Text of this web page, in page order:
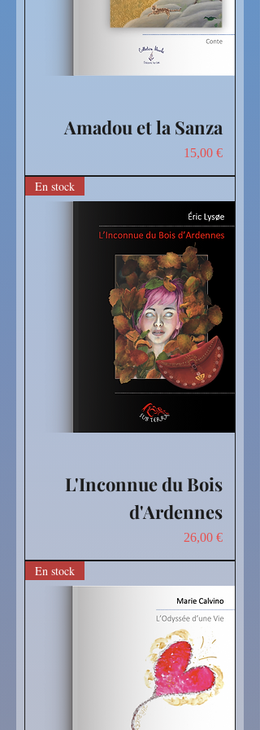
Amadou et la Sanza
Prix
15,00 €
En stock
L'Inconnue du Bois
d'Ardennes
Prix
26,00 €
En stock